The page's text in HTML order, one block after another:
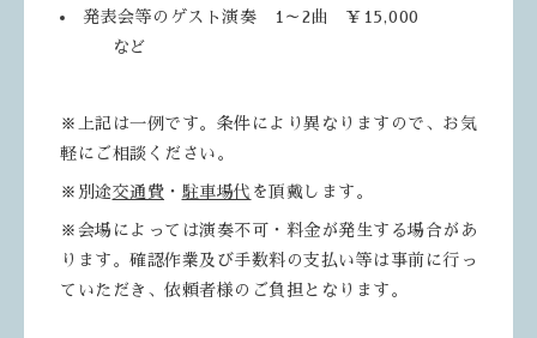
発表会等のゲスト演奏 1～2曲 ￥15,000
など
※上記は一例です。条件により異なりますので、お気
軽にご相談ください。
※別途交通費 ・ 駐車場代 を頂戴します。
※会場によっては演奏不可・料金が発生する場合があ
ります。 確認作業及び手数料の支払い等は事前に行っ
ていただき、 依頼者様のご負担となります。